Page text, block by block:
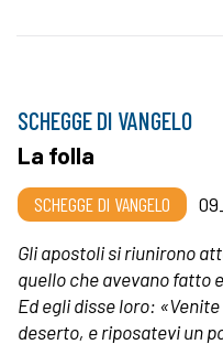
SCHEGGE DI VANGELO
La folla
SCHEGGE DI VANGELO
Gli apostoli si riunirono
quello che avevano fatto
Ed egli disse loro:
deserto, e riposatevi un